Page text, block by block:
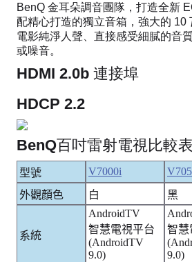
BenQ 金耳朵調音團隊，打造全新
配精心打造的獨立音箱，強大的 10
電影純淨人聲、直接感受細膩的音
或噪音。
HDMI 2.0b 連接埠
HDCP 2.2 ​​
BenQ百吋雷射電視比較表
型號 V7000i
外觀顏色
白 黑
系統
AndroidTV
智慧電視平台
(AndroidTV
9.0)
智慧
9.0)